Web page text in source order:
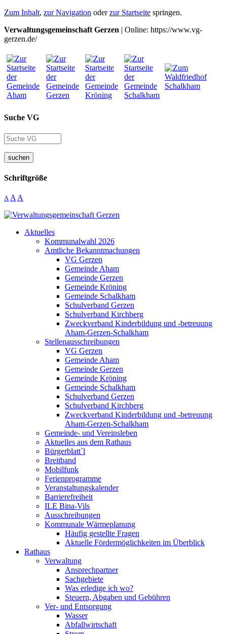
Zum Inhalt, zur Navigation oderzur Startseite springen.
Verwaltungsgemeinschaft Gerzen | Online: https://www.vg-
gerzen.de/
Suche VG
suchen
Schriftgröße
A A A
Aktuelles
Kommunalwahl 2026
Amtliche Bekanntmachungen
VG Gerzen
Gemeinde Aham
Gemeinde Gerzen
Gemeinde Kröning
Gemeinde Schalkham
Schulverband Gerzen
Schulverband Kirchberg
Zweckverband Kinderbildung und -betreuung
Aham-Gerzen-Schalkham
Stellenausschreibungen
VG Gerzen
Gemeinde Aham
Gemeinde Gerzen
Gemeinde Kröning
Gemeinde Schalkham
Schulverband Gerzen
Schulverband Kirchberg
Zweckverband Kinderbildung und -betreuung
Aham-Gerzen-Schalkham
Gemeinde- und Vereinsleben
Aktuelles aus dem Rathaus
Bürgerblatt`l
Breitband
Mobilfunk
Ferienprogramme
Veranstaltungskalender
Barrierefreiheit
ILE Bina-Vils
Ausschreibungen
Kommunale Wärmeplanung
Häufig gestellte Fragen
Aktuelle Fördermöglichkeiten im Überblick
Rathaus
Verwaltung
Ansprechpartner
Sachgebiete
Was erledige ich wo?
Steuern, Abgaben und Gebühren
Ver- und Entsorgung
Wasser
Abfallwirtschaft